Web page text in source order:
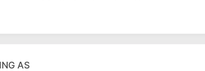
AS